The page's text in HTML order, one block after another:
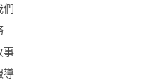
們
事
導